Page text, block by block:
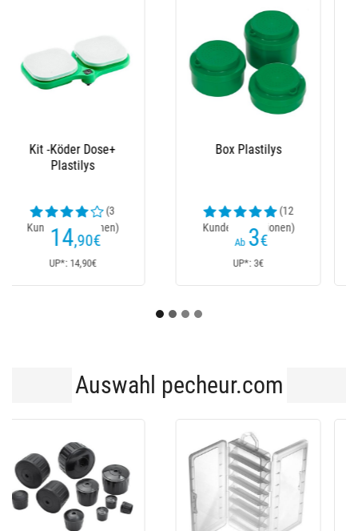
Dose Pinkies
Viereckig Anti Evasion
4,50
UP*: 4,50€
Köderkasten
Kundenrezensionen)
Ab 8
UP*: 8€
Auswahl pecheur.com